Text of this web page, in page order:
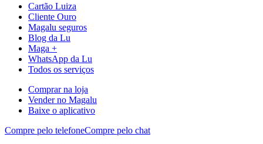
Cartão Luiza
Cliente Ouro
Magalu seguros
Blog da Lu
Maga +
WhatsApp da Lu
Todos os serviços
Comprar na loja
Vender no Magalu
Baixe o aplicativo
Compre pelo telefoneCompre pelo chat